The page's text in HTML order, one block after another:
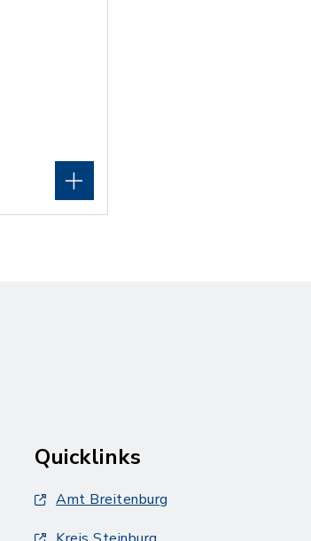
Quicklinks
Amt Breitenburg